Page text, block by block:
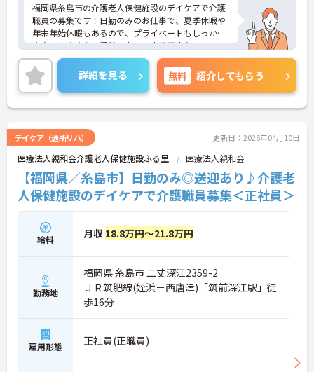
福岡県糸島市の介護老人保健施設のデイケアで介護
職員の募集です！日勤のみのお仕事で、夏季休暇や
年末年始休暇もあるので、プライベートもしっかり
充実できます♪未経験の方でも応募可能なので、こ
れから介護業界に挑戦したいという方にピッタリの
職場です！ご興味のある方は、面接ポイントをお伝
えしますので、お気軽にご連絡ください。
詳細を見る 無料 紹介してもらう
デイケア（通所リハ） 更新日：2026年04月10日
医療法人親和会介護老人保健施設ふる里 医療法人親和会
【福岡県／糸島市】日勤のみ◎送迎あり♪介護老
人保健施設のデイケアで介護職員募集＜正社員＞
給料 月収 18.8万円～21.8万円
勤務地
福岡県 糸島市 二丈深江2359-2
ＪＲ筑肥線(姪浜－西唐津)「筑前深江駅」徒
歩16分
雇用形態 正社員(正職員)